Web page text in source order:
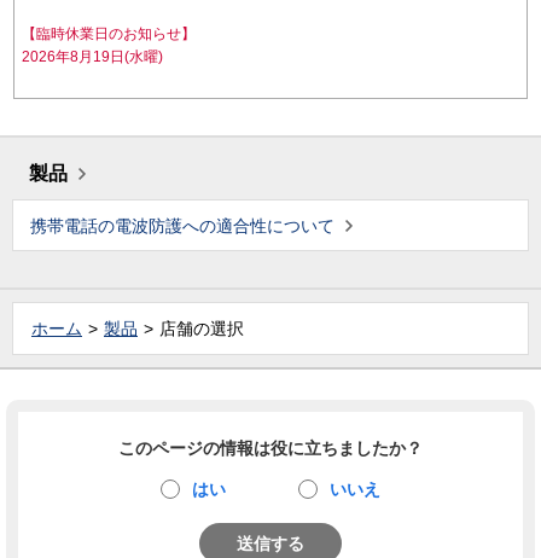
【臨時休業日のお知らせ】
2026年8月19日(水曜)
製品
携帯電話の電波防護への適合性について
ホーム 製品 店舗の選択
このページの情報は役に立ちましたか？
はい いいえ
送信する